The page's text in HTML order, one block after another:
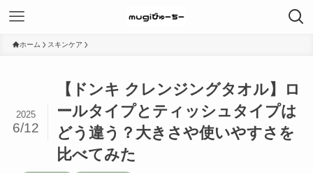
ホーム スキンケア
【ドンキ クレンジングタオル】ロ
ールタイプとティッシュタイプは
どう違う？大きさや使いやすさを
比べてみた
2025
6/12